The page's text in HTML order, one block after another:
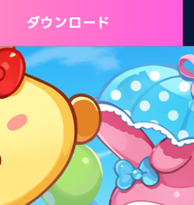
ダウンロード